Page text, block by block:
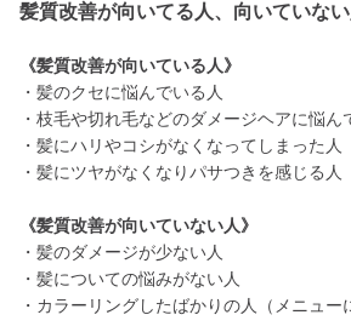
髪質改善が向いてる人、向いていな
《髪質改善が向いている人》
・髪のクセに悩んでいる人
・枝毛や切れ毛などのダメージヘアに悩ん
・髪にハリやコシがなくなってしまった人
・髪にツヤがなくなりパサつきを感じる人
《髪質改善が向いていない人》
・髪のダメージが少ない人
・髪についての悩みがない人
・カラーリングしたばかりの人（メニュー